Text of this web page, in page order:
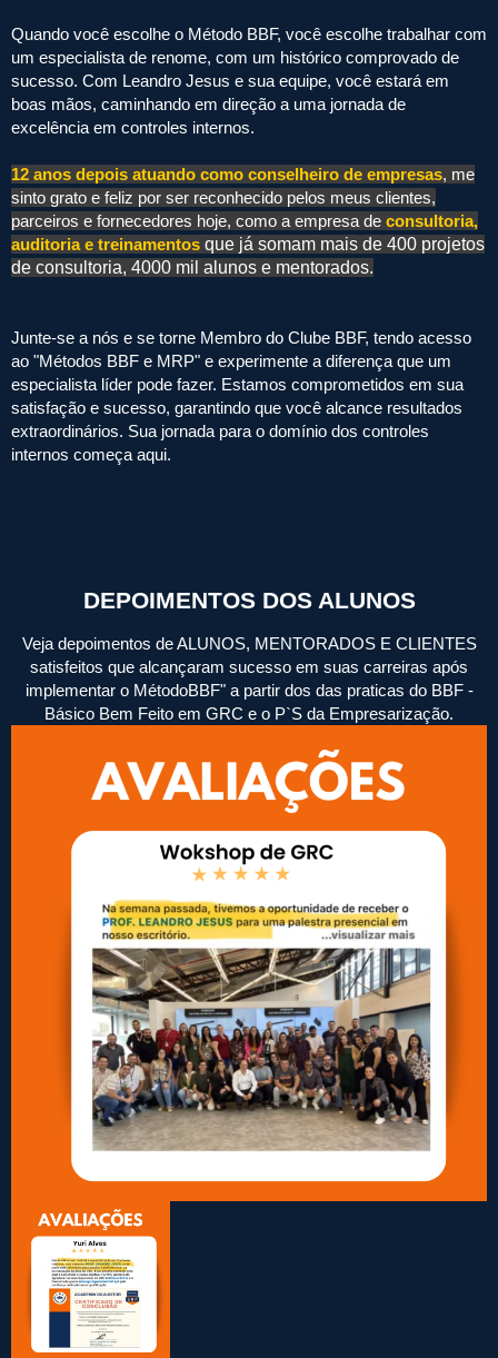
Quando você escolhe o Método BBF, você escolhe trabalhar com
um especialista de renome, com um histórico comprovado de
sucesso. Com Leandro Jesus e sua equipe, você estará em
boas mãos, caminhando em direção a uma jornada de
excelência em controles internos.
12 anos depois atuando como conselheiro de empresas, me
sinto grato e feliz por ser reconhecido pelos meus clientes,
parceiros e fornecedores hoje, como a empresa de consultoria,
auditoria e treinamentos que já somam mais de 400 projetos
de consultoria, 4000 mil alunos e mentorados.
Junte-se a nós e se torne Membro do Clube BBF, tendo acesso
ao "Métodos BBF e MRP" e experimente a diferença que um
especialista líder pode fazer. Estamos comprometidos em sua
satisfação e sucesso, garantindo que você alcance resultados
extraordinários. Sua jornada para o domínio dos controles
internos começa aqui.
DEPOIMENTOS DOS ALUNOS
Veja depoimentos de ALUNOS, MENTORADOS E CLIENTES
satisfeitos que alcançaram sucesso em suas carreiras após
implementar o MétodoBBF" a partir dos das praticas do BBF -
Básico Bem Feito em GRC e o P`S da Empresarização.